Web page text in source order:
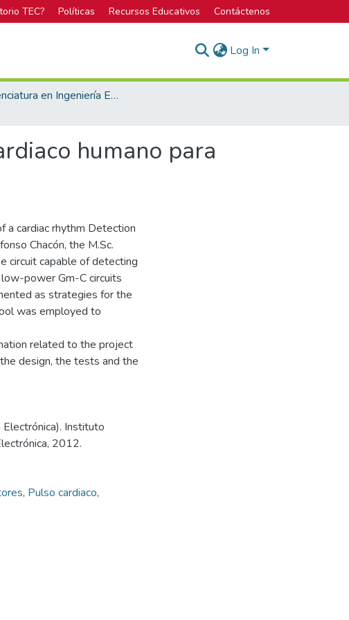
TEC? Políticas Recursos Educativos Contáctenos
Log In
Licenciatura en Ingeniería Electrónica
humano para
cardiac rhythm Detection
Chacón, the M.Sc.
circuit capable of detecting
power Gm-C circuits
as strategies for the
was employed to
related to the project
design, the tests and the
Electrónica). Instituto
2012.
, Pulso cardiaco,